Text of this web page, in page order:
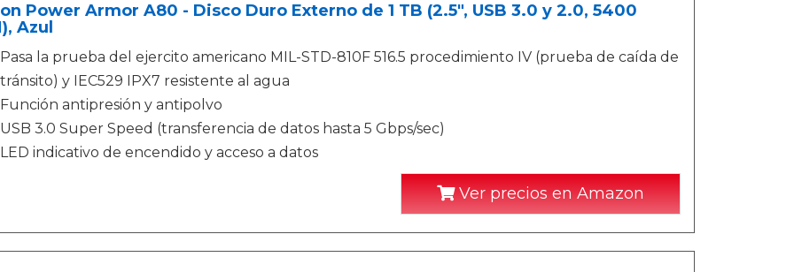
Power Armor A80 - Disco Duro Externo de 1 TB (2.5", USB 3.0 y 2.0, 5400
Azul
Pasa la prueba del ejercito americano MIL-STD-810F 516.5 procedimiento IV (prueba de caída de
tránsito) y IEC529 IPX7 resistente al agua
Función antipresión y antipolvo
USB 3.0 Super Speed (transferencia de datos hasta 5 Gbps/sec)
LED indicativo de encendido y acceso a datos
Ver precios en Amazon